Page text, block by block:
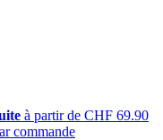
à partir de CHF 69.90
commande